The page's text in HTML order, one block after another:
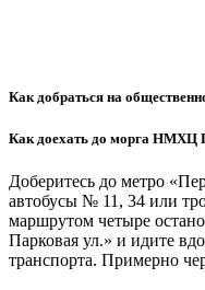
Как добраться на
Как доехать до морга НМХЦ
Доберитесь до метро
автобусы № 11, 34 или
маршрутом четыре
Парковая ул.» и идите
транспорта. Примерно